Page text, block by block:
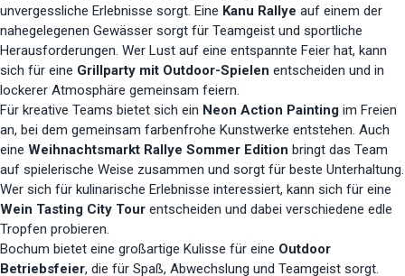
unvergessliche Erlebnisse sorgt. Eine Kanu Rallye auf einem der
nahegelegenen Gewässer sorgt für Teamgeist und sportliche
Herausforderungen. Wer Lust auf eine entspannte Feier hat, kann
sich für eine Grillparty mit Outdoor-Spielen entscheiden und in
lockerer Atmosphäre gemeinsam feiern.
Für kreative Teams bietet sich ein Neon Action Painting im Freien
an, bei dem gemeinsam farbenfrohe Kunstwerke entstehen. Auch
eine Weihnachtsmarkt Rallye Sommer Edition bringt das Team
auf spielerische Weise zusammen und sorgt für beste Unterhaltung.
Wer sich für kulinarische Erlebnisse interessiert, kann sich für eine
Wein Tasting City Tour entscheiden und dabei verschiedene edle
Tropfen probieren.
Bochum bietet eine großartige Kulisse für eine Outdoor
Betriebsfeier, die für Spaß, Abwechslung und Teamgeist sorgt.